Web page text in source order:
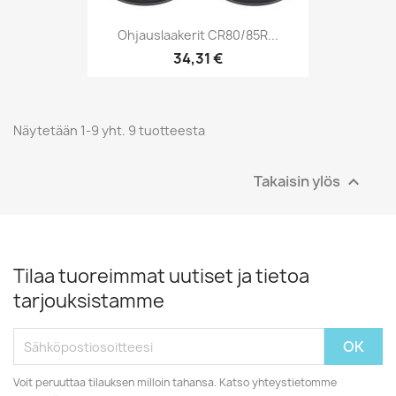
Ohjauslaakerit CR80/85R...
34,31 €
Näytetään 1-9 yht. 9 tuotteesta
Takaisin ylös 
Tilaa tuoreimmat uutiset ja tietoa
tarjouksistamme
Voit peruuttaa tilauksen milloin tahansa. Katso yhteystietomme